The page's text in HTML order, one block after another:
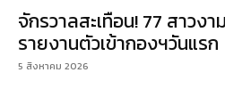
จักรวาลสะเทือน! 77 สาวง
รายงานตัวเข้ากองฯวันแรก
5 สิงหาคม 2026